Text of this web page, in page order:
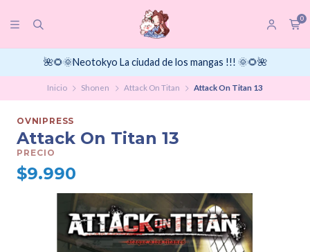
0
🌺🌻🌞Neotokyo La ciudad de los mangas !!! 🌞🌻🌺
Inicio Shonen Attack On Titan Attack On Titan 13
OVNIPRESS
Attack On Titan 13
PRECIO
$9.990